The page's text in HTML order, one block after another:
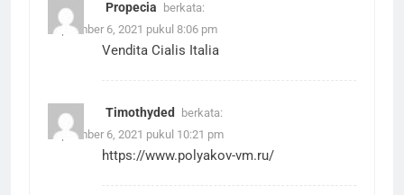
Propecia
berkata:
September 6, 2021 pukul 8:06 pm
Vendita Cialis Italia
Timothyded
berkata:
September 6, 2021 pukul 10:21 pm
https://www.polyakov-vm.ru/